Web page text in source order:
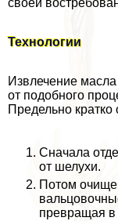
своей
Технологии
Извлечение масла
от подобного
Предельно
Сначала
от шелухи.
Потом
превращая в